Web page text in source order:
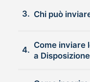
3. Chi può
4.
Come inviare
a